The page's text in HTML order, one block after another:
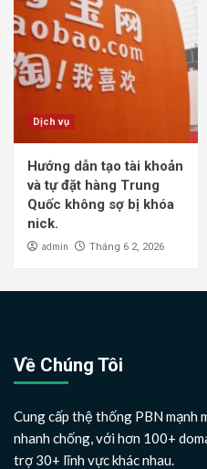
Dịch vụ
Hướng dẫn tạo tài khoản
và tự đặt hàng Trung
Quốc không sợ bị khóa
nick.
admin Tháng 6 2, 2026
Về Chúng Tôi
Cung cấp thệ thống PBN mạnh
nhanh chống, với hơn 100+
trợ 30+ lĩnh vực khác nhau.